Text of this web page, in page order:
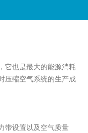
关于我们
它也是最大的能源消耗
压缩空气系统的生产成
带设置以及空气质量